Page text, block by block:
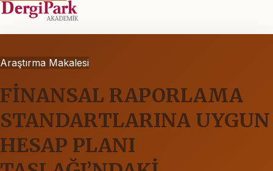
Araştırma Makalesi
FİNANSAL RAPORLAMA
STANDARTLARINA UYGUN
HESAP PLANI